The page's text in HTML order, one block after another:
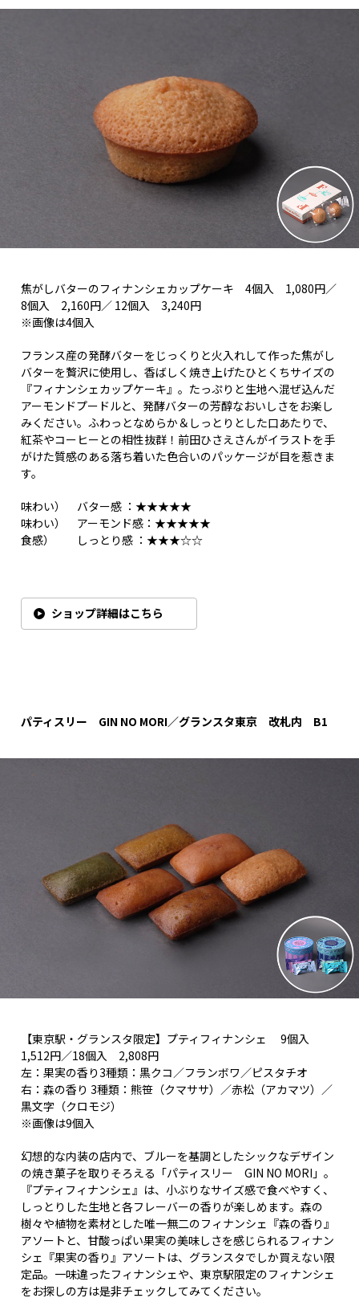
焦がしバターのフィナンシェカップケーキ 4個入 1,080円／
8個入 2,160円／ 12個入 3,240円
※画像は4個入
フランス産の発酵バターをじっくりと火入れして作った焦がし
バターを贅沢に使用し、香ばしく焼き上げたひとくちサイズの
『フィナンシェカップケーキ』。たっぷりと生地へ混ぜ込んだ
アーモンドプードルと、発酵バターの芳醇なおいしさをお楽し
みください。ふわっとなめらか＆しっとりとした口あたりで、
紅茶やコーヒーとの相性抜群！前田ひさえさんがイラストを手
がけた質感のある落ち着いた色合いのパッケージが目を惹きま
す。
味わい） バター感 ：★★★★★
味わい） アーモンド感：★★★★★
食感） しっとり感 ：★★★☆☆
ショップ詳細はこちら
パティスリー GIN NO MORI／グランスタ東京 改札内 B1
【東京駅・グランスタ限定】プティフィナンシェ 9個入
1,512円／18個入 2,808円
左：果実の香り3種類：黒クコ／フランボワ／ピスタチオ
右：森の香り 3種類：熊笹（クマササ）／赤松（アカマツ）／
黒文字（クロモジ）
※画像は9個入
幻想的な内装の店内で、ブルーを基調としたシックなデザイン
の焼き菓子を取りそろえる「パティスリー GIN NO MORI」。
『プティフィナンシェ』は、小ぶりなサイズ感で食べやすく、
しっとりした生地と各フレーバーの香りが楽しめます。森の
樹々や植物を素材とした唯一無二のフィナンシェ『森の香り』
アソートと、甘酸っぱい果実の美味しさを感じられるフィナン
シェ『果実の香り』アソートは、グランスタでしか買えない限
定品。一味違ったフィナンシェや、東京駅限定のフィナンシェ
をお探しの方は是非チェックしてみてください。